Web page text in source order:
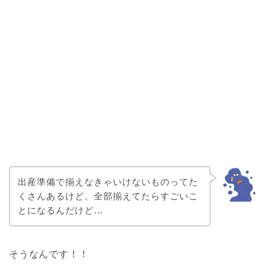
出産準備で揃えなきゃいけないものってた
くさんあるけど、全部揃えてたらすごいこ
とになるんだけど…
そうなんです！！